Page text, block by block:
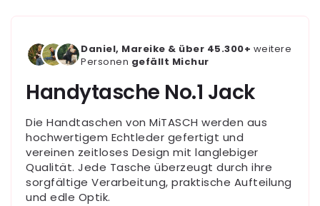
Daniel, Mareike & über 45.300+ weitere
Personen gefällt Michur
Handytasche No.1 Jack
Die Handtaschen von MiTASCH werden aus
hochwertigem Echtleder gefertigt und
vereinen zeitloses Design mit langlebiger
Qualität. Jede Tasche überzeugt durch ihre
sorgfältige Verarbeitung, praktische Aufteilung
und edle Optik.